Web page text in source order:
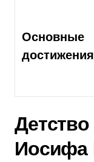
Основные
достижения
Иосифа